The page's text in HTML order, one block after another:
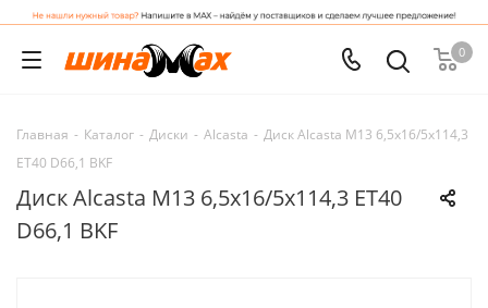
0
Главная - Каталог - Диски - Alcasta - Диск Alcasta M13 6,5x16/5x114,3
ET40 D66,1 BKF
Диск Alcasta M13 6,5x16/5x114,3 ET40
D66,1 BKF